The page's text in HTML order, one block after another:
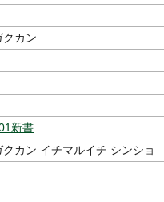
クカン
新書
クカン イチマルイチ シンショ